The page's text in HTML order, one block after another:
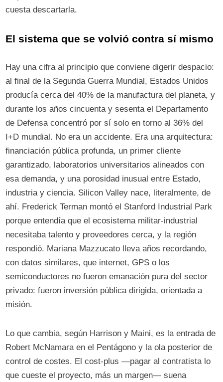
cuesta descartarla.
El sistema que se volvió contra sí mismo
Hay una cifra al principio que conviene digerir despacio:
al final de la Segunda Guerra Mundial, Estados Unidos
producía cerca del 40% de la manufactura del planeta, y
durante los años cincuenta y sesenta el Departamento
de Defensa concentró por sí solo en torno al 36% del
I+D mundial. No era un accidente. Era una arquitectura:
financiación pública profunda, un primer cliente
garantizado, laboratorios universitarios alineados con
esa demanda, y una porosidad inusual entre Estado,
industria y ciencia. Silicon Valley nace, literalmente, de
ahí. Frederick Terman montó el Stanford Industrial Park
porque entendía que el ecosistema militar-industrial
necesitaba talento y proveedores cerca, y la región
respondió. Mariana Mazzucato lleva años recordando,
con datos similares, que internet, GPS o los
semiconductores no fueron emanación pura del sector
privado: fueron inversión pública dirigida, orientada a
misión.
Lo que cambia, según Harrison y Maini, es la entrada de
Robert McNamara en el Pentágono y la ola posterior de
control de costes. El cost-plus —pagar al contratista lo
que cueste el proyecto, más un margen— suena